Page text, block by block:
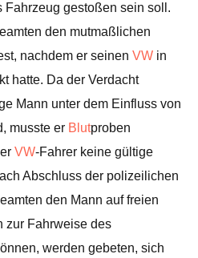
gestoßen sein soll.
den mutmaßlichen
nachdem er seinen VW in
hatte. Da der Verdacht
Mann unter dem Einfluss von
musste er Blutproben
VW-Fahrer keine gültige
Abschluss der polizeilichen
den Mann auf freien
zur Fahrweise des
werden gebeten, sich